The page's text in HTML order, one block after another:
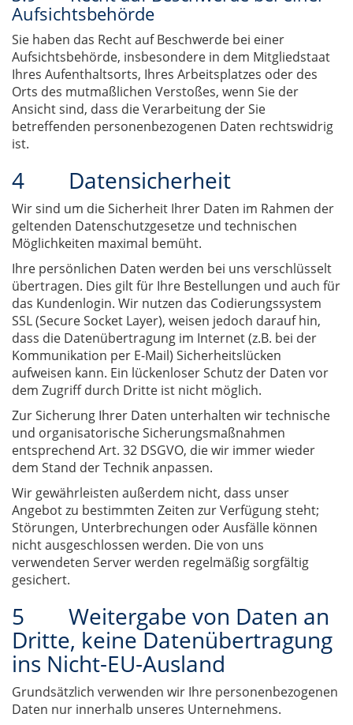
Aufsichtsbehörde
Sie haben das Recht auf Beschwerde bei einer
Aufsichtsbehörde, insbesondere in dem Mitgliedstaat
Ihres Aufenthaltsorts, Ihres Arbeitsplatzes oder des
Orts des mutmaßlichen Verstoßes, wenn Sie der
Ansicht sind, dass die Verarbeitung der Sie
betreffenden personenbezogenen Daten rechtswidrig
ist.
4 Datensicherheit
Wir sind um die Sicherheit Ihrer Daten im Rahmen der
geltenden Datenschutzgesetze und technischen
Möglichkeiten maximal bemüht.
Ihre persönlichen Daten werden bei uns verschlüsselt
übertragen. Dies gilt für Ihre Bestellungen und auch für
das Kundenlogin. Wir nutzen das Codierungssystem
SSL (Secure Socket Layer), weisen jedoch darauf hin,
dass die Datenübertragung im Internet (z.B. bei der
Kommunikation per E-Mail) Sicherheitslücken
aufweisen kann. Ein lückenloser Schutz der Daten vor
dem Zugriff durch Dritte ist nicht möglich.
Zur Sicherung Ihrer Daten unterhalten wir technische
und organisatorische Sicherungsmaßnahmen
entsprechend Art. 32 DSGVO, die wir immer wieder
dem Stand der Technik anpassen.
Wir gewährleisten außerdem nicht, dass unser
Angebot zu bestimmten Zeiten zur Verfügung steht;
Störungen, Unterbrechungen oder Ausfälle können
nicht ausgeschlossen werden. Die von uns
verwendeten Server werden regelmäßig sorgfältig
gesichert.
5 Weitergabe von Daten an
Dritte, keine Datenübertragung
ins Nicht-EU-Ausland
Grundsätzlich verwenden wir Ihre personenbezogenen
Daten nur innerhalb unseres Unternehmens.